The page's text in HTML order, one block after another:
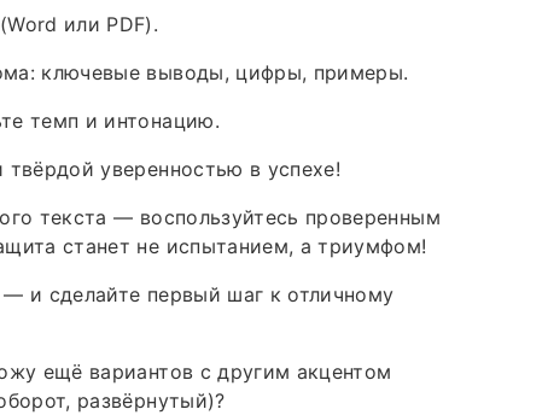
или PDF).
ключевые выводы, цифры, примеры.
темп и интонацию.
уверенностью в успехе!
текста — воспользуйтесь проверенным
станет не испытанием, а триумфом!
и сделайте первый шаг к отличному
ещё вариантов с другим акцентом
развёрнутый)?